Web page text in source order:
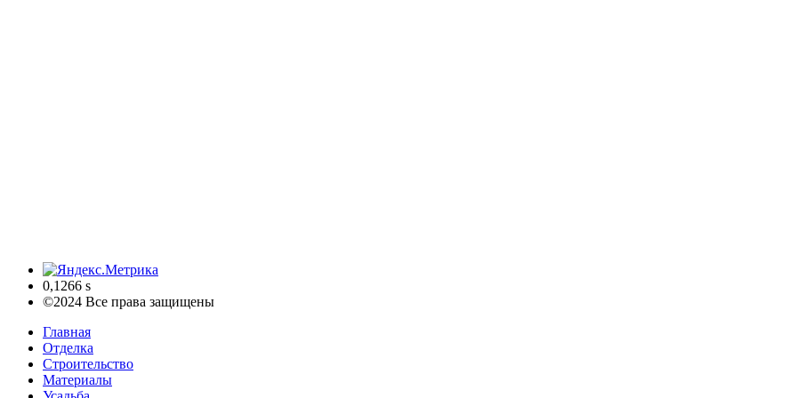
0,1266 s
©2024 Все права защищены
Главная
Отделка
Строительство
Материалы